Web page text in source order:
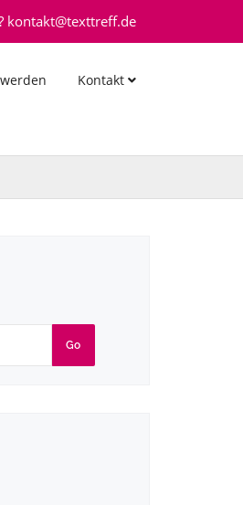
kontakt@texttreff.de
Kontakt
Go